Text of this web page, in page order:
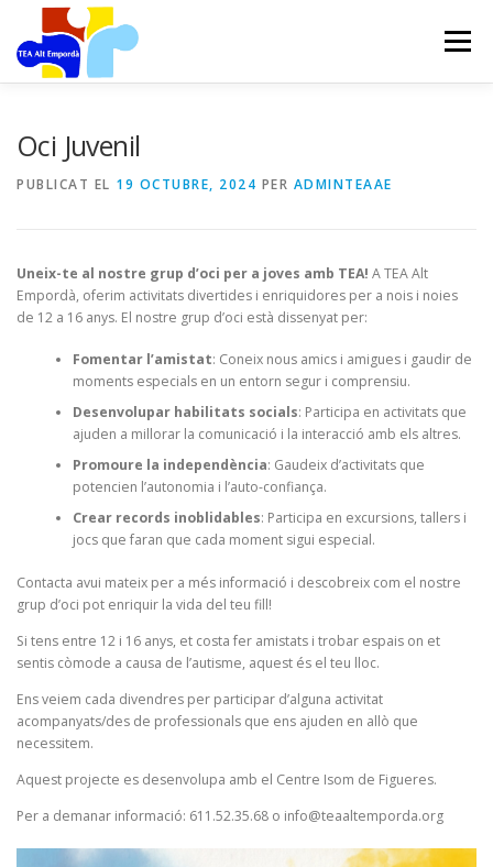
contingut
Menú
BENEFICIS PER A FAMÍLIES ASSOCIADES
Oci Juvenil
PUBLICAT EL 19 OCTUBRE, 2024 PER ADMINTEAAE
Uneix-te al nostre grup d’oci per a joves amb TEA! A TEA Alt
Empordà, oferim activitats divertides i enriquidores per a nois i noies
de 12 a 16 anys. El nostre grup d’oci està dissenyat per:
Fomentar l’amistat: Coneix nous amics i amigues i gaudir de
moments especials en un entorn segur i comprensiu.
Desenvolupar habilitats socials: Participa en activitats que
ajuden a millorar la comunicació i la interacció amb els altres.
Promoure la independència: Gaudeix d’activitats que
potencien l’autonomia i l’auto-confiança.
Crear records inoblidables: Participa en excursions, tallers i
jocs que faran que cada moment sigui especial.
Contacta avui mateix per a més informació i descobreix com el nostre
grup d’oci pot enriquir la vida del teu fill!
Si tens entre 12 i 16 anys, et costa fer amistats i trobar espais on et
sentis còmode a causa de l’autisme, aquest és el teu lloc.
Ens veiem cada divendres per participar d’alguna activitat
acompanyats/des de professionals que ens ajuden en allò que
necessitem.
Aquest projecte es desenvolupa amb el Centre Isom de Figueres.
Per a demanar informació: 611.52.35.68 o info@teaaltemporda.org